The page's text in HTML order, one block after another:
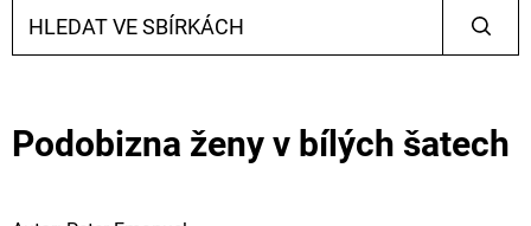
Podobizna ženy v bílých šatech